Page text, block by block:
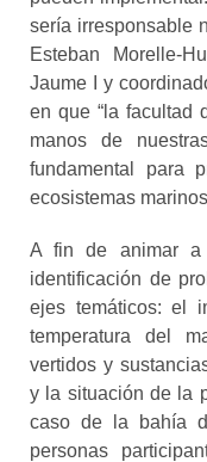
sería irresponsable
Esteban Morelle-
Jaume I y
en que “la facultad
manos de
fundamental para
ecosistemas
A fin de animar
identificación de
ejes temáticos: el
temperatura del
vertidos y
y la situación de la
caso de la bahía
personas